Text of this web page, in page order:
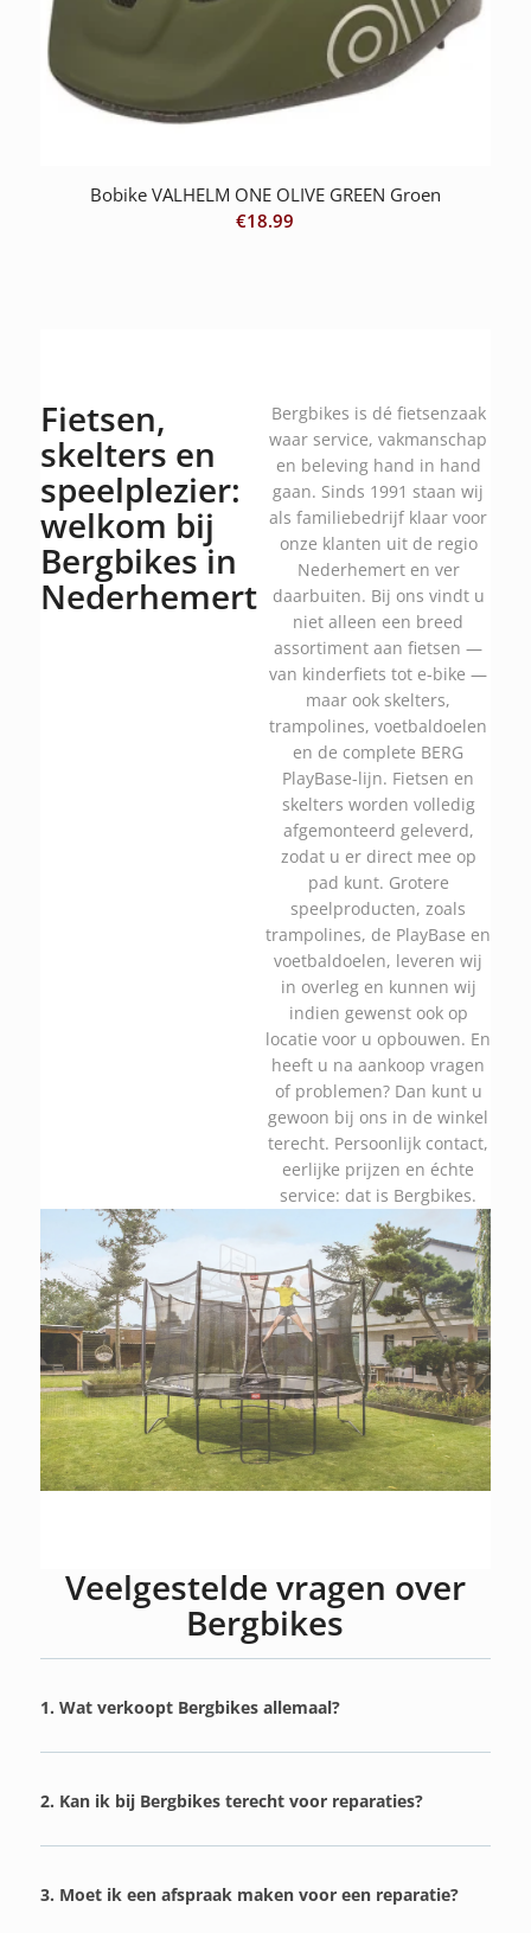
Bobike VALHELM ONE OLIVE GREEN Groen
€18.99
Fietsen,
skelters en
speelplezier:
welkom bij
Bergbikes in
Nederhemert
Bergbikes is dé fietsenzaak
waar service, vakmanschap
en beleving hand in hand
gaan. Sinds 1991 staan wij
als familiebedrijf klaar voor
onze klanten uit de regio
Nederhemert en ver
daarbuiten. Bij ons vindt u
niet alleen een breed
assortiment aan fietsen —
van kinderfiets tot e-bike —
maar ook skelters,
trampolines, voetbaldoelen
en de complete BERG
PlayBase-lijn. Fietsen en
skelters worden volledig
afgemonteerd geleverd,
zodat u er direct mee op
pad kunt. Grotere
speelproducten, zoals
trampolines, de PlayBase en
voetbaldoelen, leveren wij
in overleg en kunnen wij
indien gewenst ook op
locatie voor u opbouwen. En
heeft u na aankoop vragen
of problemen? Dan kunt u
gewoon bij ons in de winkel
terecht. Persoonlijk contact,
eerlijke prijzen en échte
service: dat is Bergbikes.
Veelgestelde vragen over
Bergbikes
1. Wat verkoopt Bergbikes allemaal?
2. Kan ik bij Bergbikes terecht voor reparaties?
3. Moet ik een afspraak maken voor een reparatie?